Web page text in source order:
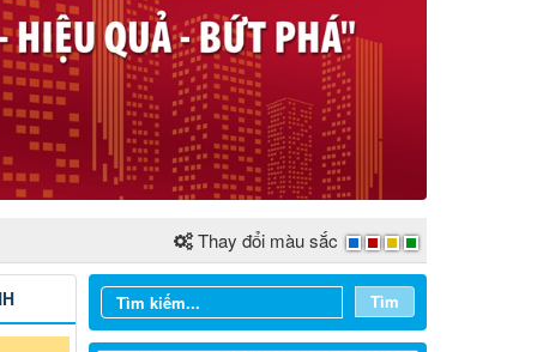
Thay đổi màu sắc
Tìm